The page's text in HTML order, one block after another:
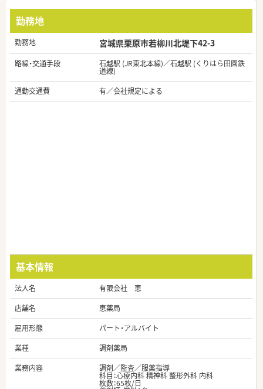
勤務地
勤務地 宮城県栗原市若柳川北堤下42-3
路線・交通手段 石越駅 (JR東北本線)／石越駅 (くりはら田園鉄
道線)
通勤交通費
有／会社規定による
基本情報
法人名
有限会社 恵
店舗名
恵薬局
雇用形態
パート・アルバイト
業種
調剤薬局
業務内容
調剤／監査／服薬指導
科目：心療内科 精神科 整形外科 内科
枚数：65枚/日